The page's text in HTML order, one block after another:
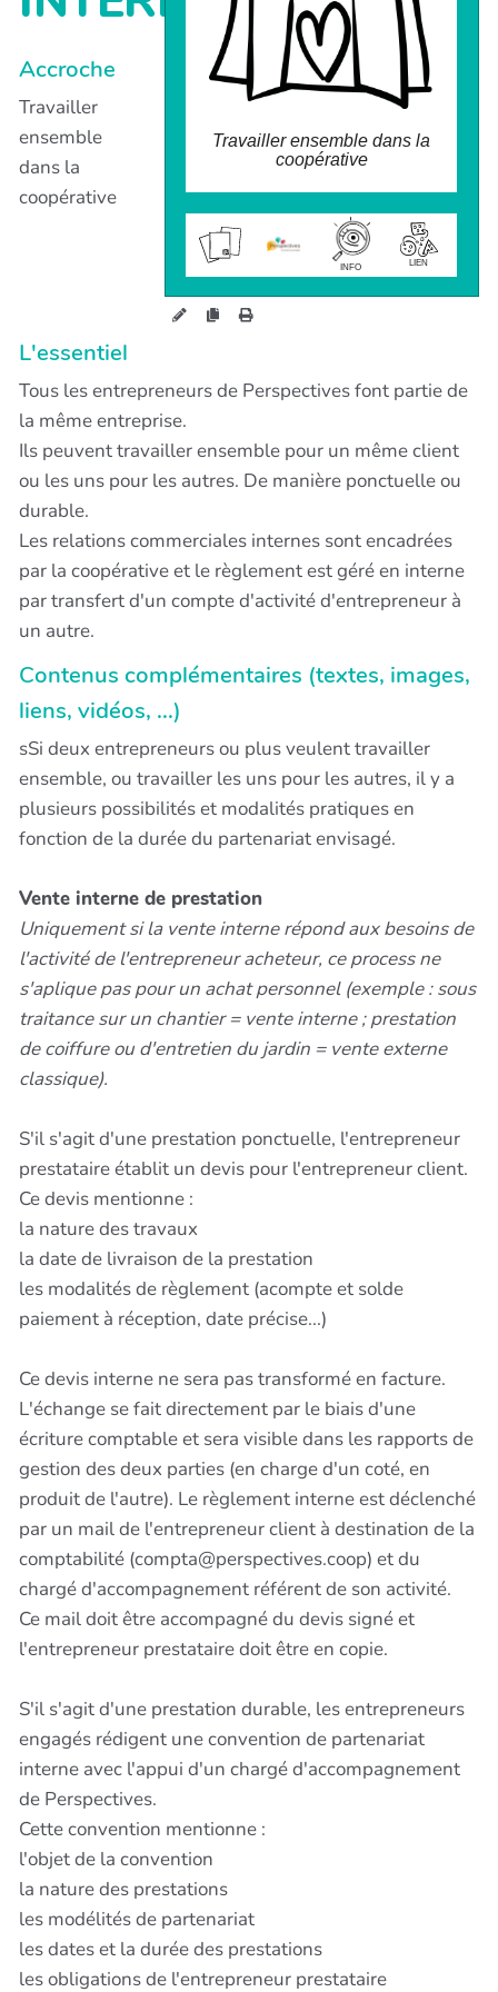
Travailler ensemble dans la
coopérative
INFO
LIEN
règlement est géré en interne par transfert
d'un compte d'activité d'entrepreneur à un
autre.
wiki.perspectives.coop/?
PartenariatEntreEntrepreneur
sEtEchangesInt
Accroche
Travailler
ensemble
dans la
coopérative
L'essentiel
Tous les entrepreneurs de Perspectives font partie de
la même entreprise.
Ils peuvent travailler ensemble pour un même client
ou les uns pour les autres. De manière ponctuelle ou
durable.
Les relations commerciales internes sont encadrées
par la coopérative et le règlement est géré en interne
par transfert d'un compte d'activité d'entrepreneur à
un autre.
Contenus complémentaires (textes, images,
liens, vidéos, ...)
sSi deux entrepreneurs ou plus veulent travailler
ensemble, ou travailler les uns pour les autres, il y a
plusieurs possibilités et modalités pratiques en
fonction de la durée du partenariat envisagé.
Vente interne de prestation
Uniquement si la vente interne répond aux besoins de
l'activité de l'entrepreneur acheteur, ce process ne
s'aplique pas pour un achat personnel (exemple : sous
traitance sur un chantier = vente interne ; prestation
de coiffure ou d'entretien du jardin = vente externe
classique).
S'il s'agit d'une prestation ponctuelle, l'entrepreneur
prestataire établit un devis pour l'entrepreneur client.
Ce devis mentionne :
la nature des travaux
la date de livraison de la prestation
les modalités de règlement (acompte et solde
paiement à réception, date précise...)
Ce devis interne ne sera pas transformé en facture.
L'échange se fait directement par le biais d'une
écriture comptable et sera visible dans les rapports de
gestion des deux parties (en charge d'un coté, en
produit de l'autre). Le règlement interne est déclenché
par un mail de l'entrepreneur client à destination de la
comptabilité (compta@perspectives.coop) et du
chargé d'accompagnement référent de son activité.
Ce mail doit être accompagné du devis signé et
l'entrepreneur prestataire doit être en copie.
S'il s'agit d'une prestation durable, les entrepreneurs
engagés rédigent une convention de partenariat
interne avec l'appui d'un chargé d'accompagnement
de Perspectives.
Cette convention mentionne :
l'objet de la convention
la nature des prestations
les modélités de partenariat
les dates et la durée des prestations
les obligations de l'entrepreneur prestataire